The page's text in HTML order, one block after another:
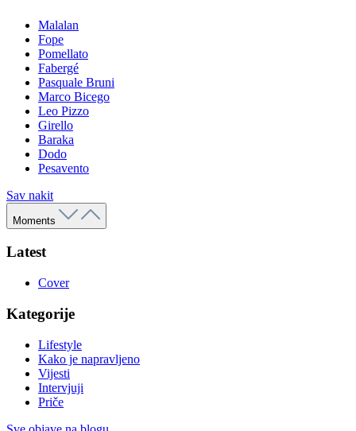
Malalan
Fope
Pomellato
Fabergé
Pasquale Bruni
Marco Bicego
Leo Pizzo
Girello
Baraka
Dodo
Pesavento
Sav nakit
Moments
Latest
Cover
Kategorije
Lifestyle
Kako je napravljeno
Vijesti
Intervjuji
Priče